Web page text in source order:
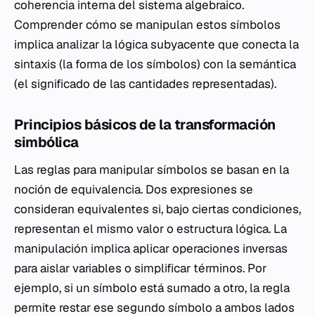
coherencia interna del sistema algebraico.
Comprender cómo se manipulan estos símbolos
implica analizar la lógica subyacente que conecta la
sintaxis (la forma de los símbolos) con la semántica
(el significado de las cantidades representadas).
Principios básicos de la transformación
simbólica
Las reglas para manipular símbolos se basan en la
noción de equivalencia. Dos expresiones se
consideran equivalentes si, bajo ciertas condiciones,
representan el mismo valor o estructura lógica. La
manipulación implica aplicar operaciones inversas
para aislar variables o simplificar términos. Por
ejemplo, si un símbolo está sumado a otro, la regla
permite restar ese segundo símbolo a ambos lados